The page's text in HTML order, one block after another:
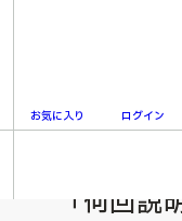
お気に入り ログイン
質と解決策
「何回